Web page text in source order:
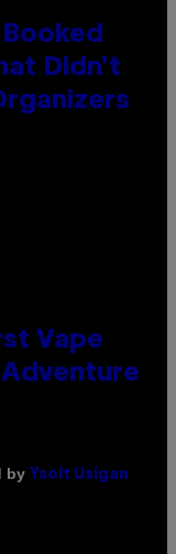
Didn’t
Vape
by Ysolt Usigan